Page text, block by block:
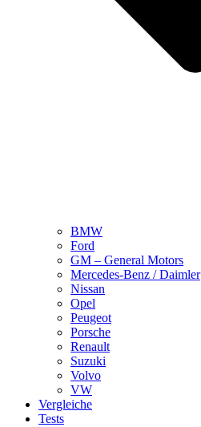
BMW
Ford
GM – General Motors
Mercedes-Benz / Daimler
Nissan
Opel
Peugeot
Porsche
Renault
Suzuki
Volvo
VW
Vergleiche
Tests